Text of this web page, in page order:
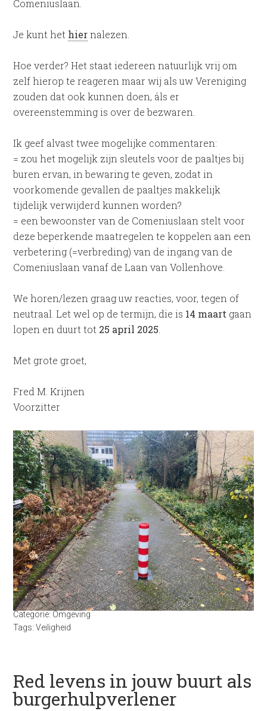
Comeniuslaan.
Je kunt het hiernalezen.
Hoe verder? Het staat iedereen natuurlijk vrij om
zelf hierop te reageren maar wij als uw Vereniging
zouden dat ook kunnen doen, áls er
overeenstemming is over de bezwaren.
Ik geef alvast twee mogelijke commentaren:
= zou het mogelijk zijn sleutels voor de paaltjes bij
buren ervan, in bewaring te geven, zodat in
voorkomende gevallen de paaltjes makkelijk
tijdelijk verwijderd kunnen worden?
= een bewoonster van de Comeniuslaan stelt voor
deze beperkende maatregelen te koppelen aan een
verbetering (=verbreding) van de ingang van de
Comeniuslaan vanaf de Laan van Vollenhove.
We horen/lezen graag uw reacties, voor, tegen of
neutraal. Let wel op de termijn, die is 14 maart gaan
lopen en duurt tot 25 april 2025
Met grote groet,
Fred M. Krijnen
Voorzitter
Categorie: Omgeving
Tags:Veiligheid
Red levens in jouw buurt als
burgerhulpverlener